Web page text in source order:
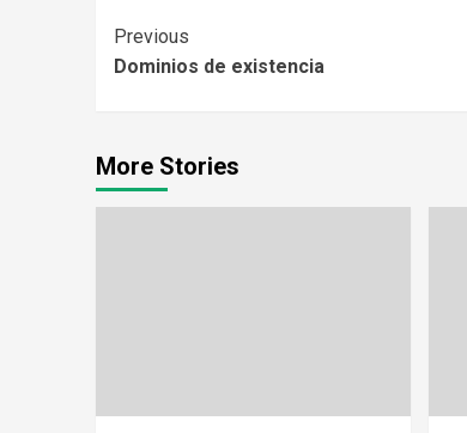
Continue
Reading
Previous
Dominios de existencia
More Stories